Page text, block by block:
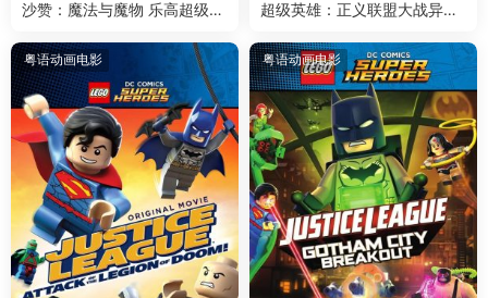
沙赞：魔法与魔物 乐高超级英
超级英雄：正义联盟大战异魔
对比扎罗联盟粤语版
粤语动画电影 粤语动画电影